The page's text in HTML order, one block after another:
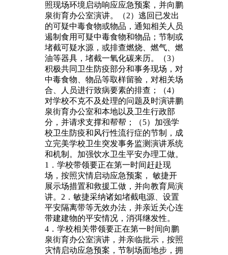
照现场环境启动响应应急预案，并向鹏
泉街育办公室演讲。（2）逃回已发出
的可疑中毒食物或物品，通知相关人员
遏制食用可疑中毒食物和物品；节制或
堵截可疑水源，或排查燃烧、燃气、燃
油等器具，堵截一氧化碳来历。（3）
积极共同卫生防疫部分和事务现场，对
中毒食物、物品等取样留验，对相关场
合、人员进行致病要素的排查；（4）
对学校不克不及处理的问题及时演讲鹏
泉街育办公室和本地以及卫生行政部
分，并请求支撑和帮帮；（5）加强学
校卫生防疫和风行性流行症的节制，成
立完美学校卫生突发事务监测演讲系统
和机制。加强饮水卫生平安办理工做。
1．学校带领要正在第一时间赶赴现
场，按照灾情启动应急预案， 敏捷开
展示场措置和救援工做，并向教育局演
讲。2．敏捷采纳诸如堵截电源、设置
平安隔离带等无效办法，并亲近关心连
带建建物的平安情况，消弭继发性。
4．学校相关带领要正在第一时间向鹏
泉街育办公室演讲，并亲临批示，按照
灾情启动应急预案，节制场面地步，拥